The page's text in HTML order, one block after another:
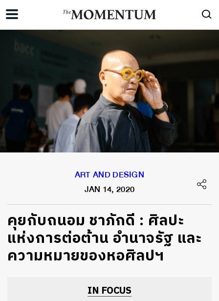
ART AND DESIGN
JAN 14, 2020
คุยกับถนอม ชาภักดี : ศิลปะ
แห่งการต่อต้าน อำนาจรัฐ และ
ความหมายของหอศิลปฯ
IN FOCUS